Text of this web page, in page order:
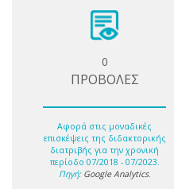
0
ΠΡΟΒΟΛΕΣ
Αφορά στις μοναδικές
επισκέψεις της διδακτορικής
διατριβής για την χρονική
περίοδο 07/2018 - 07/2023.
Πηγή: Google Analytics.